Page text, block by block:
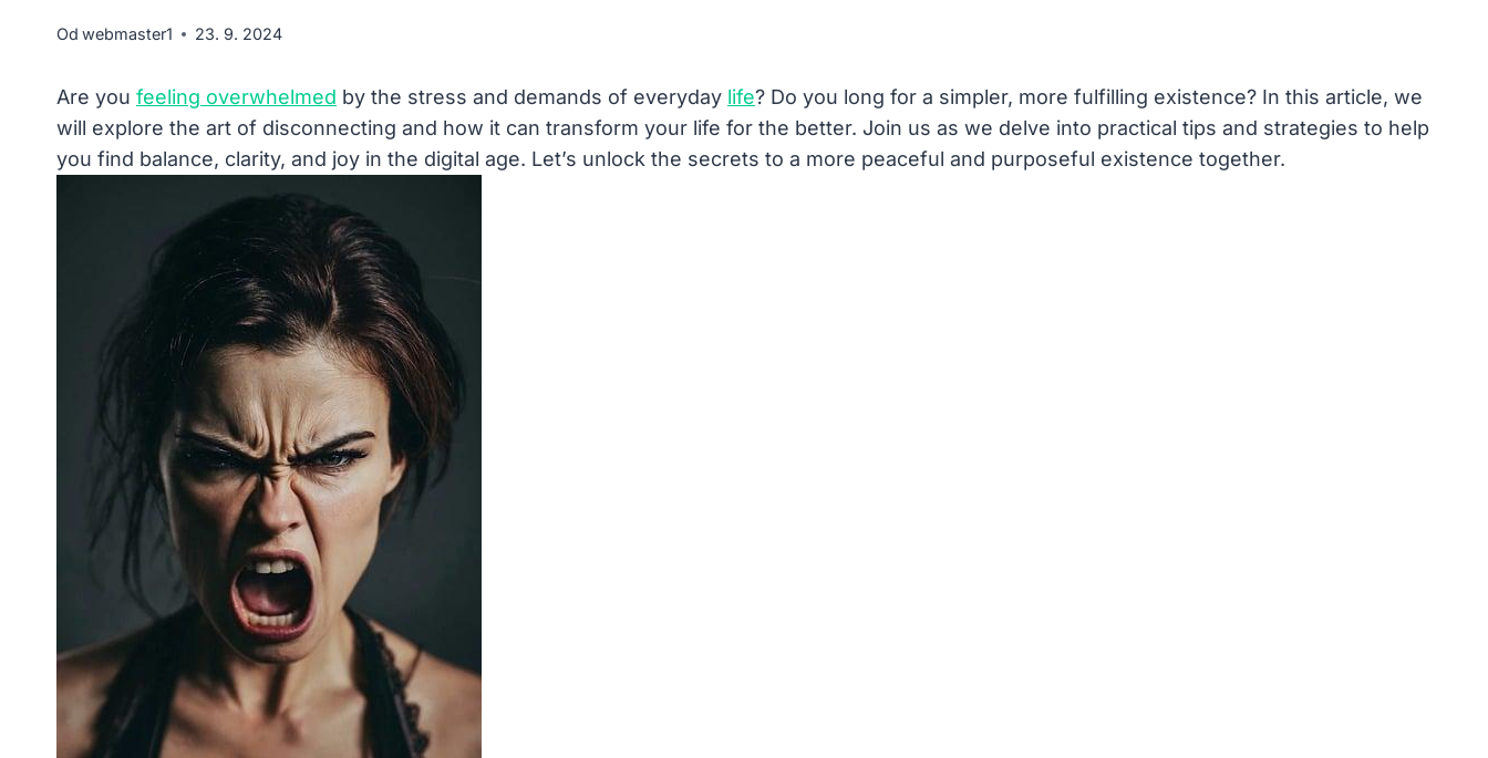
Od webmaster1 23. 9. 2024
Are you feeling overwhelmed ⁢by the ⁣stress‌ and demands of ‌everyday life? Do you long for​ a simpler, more‍ fulfilling existence? In ‍this article, ⁣we
will explore the ⁤art of disconnecting and‍ how it ⁣can transform your life for the ‌better. Join us as we ⁢delve into‌ practical tips and strategies to⁢ help
you find ⁣balance, clarity, and joy in the digital ‍age. ⁤Let’s ⁤unlock the secrets to a ⁤more⁤ peaceful and purposeful existence ⁢together.